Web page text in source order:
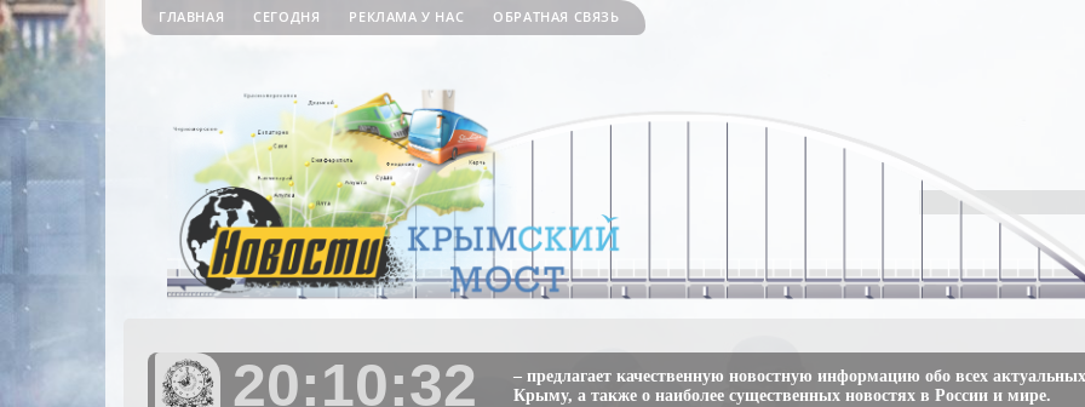
ГЛАВНАЯ СЕГОДНЯ РЕКЛАМА У НАС ОБРАТНАЯ СВЯЗЬ
20:10:33
– предлагает качественную новостную информацию обо всех
Крыму, а также о наиболее существенных новостях в России и мире.